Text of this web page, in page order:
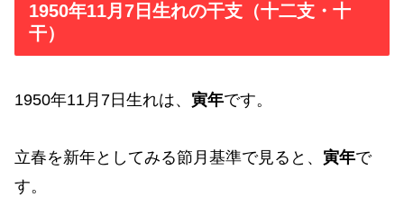
1950年11月7日生れの干支（十二支・十
干）
1950年11月7日生れは、 寅年です。
立春を新年としてみる節月基準で見ると、 寅年で
す。